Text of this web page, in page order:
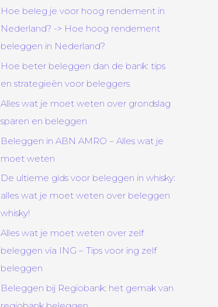
Hoe beleg je voor hoog rendement in
Nederland? -> Hoe hoog rendement
beleggen in Nederland?
Hoe beter beleggen dan de bank: tips
en strategieën voor beleggers
Alles wat je moet weten over grondslag
sparen en beleggen
Beleggen in ABN AMRO – Alles wat je
moet weten
De ultieme gids voor beleggen in whisky:
alles wat je moet weten over beleggen
whisky!
Alles wat je moet weten over zelf
beleggen via ING – Tips voor ing zelf
beleggen
Beleggen bij Regiobank: het gemak van